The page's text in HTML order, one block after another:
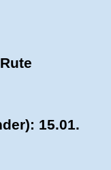
15.01.